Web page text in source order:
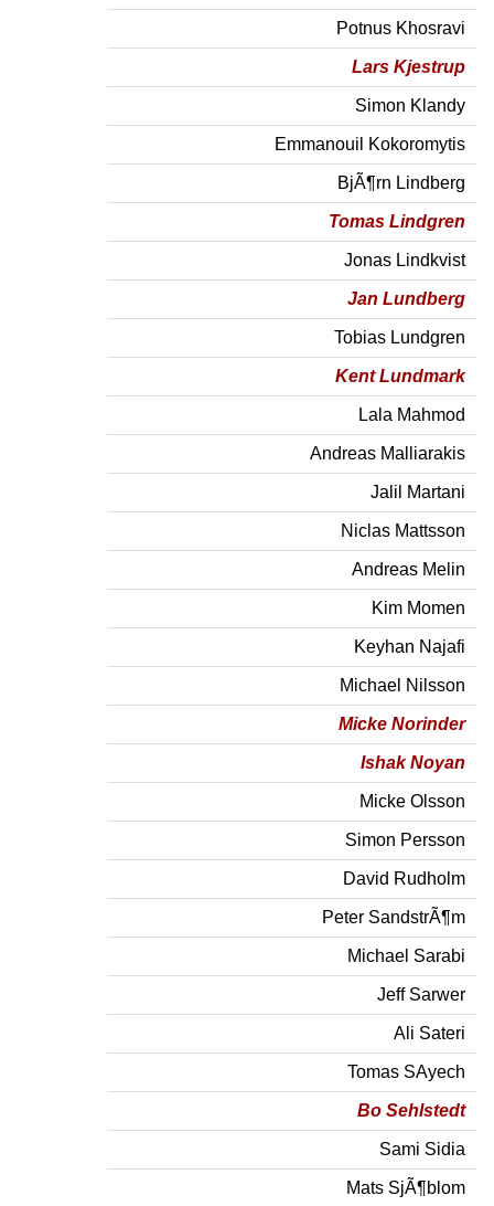
Potnus Khosravi
Lars Kjestrup
Simon Klandy
Emmanouil Kokoromytis
BjÃ¶rn Lindberg
Tomas Lindgren
Jonas Lindkvist
Jan Lundberg
Tobias Lundgren
Kent Lundmark
Lala Mahmod
Andreas Malliarakis
Jalil Martani
Niclas Mattsson
Andreas Melin
Kim Momen
Keyhan Najafi
Michael Nilsson
Micke Norinder
Ishak Noyan
Micke Olsson
Simon Persson
David Rudholm
Peter SandstrÃ¶m
Michael Sarabi
Jeff Sarwer
Ali Sateri
Tomas SAyech
Bo Sehlstedt
Sami Sidia
Mats SjÃ¶blom